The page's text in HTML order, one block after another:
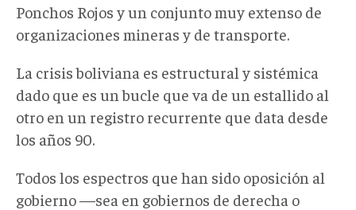
Ponchos Rojos y un conjunto muy extenso de
organizaciones mineras y de transporte.
La crisis boliviana es estructural y sistémica
dado que es un bucle que va de un estallido al
otro en un registro recurrente que data desde
los años 90.
Todos los espectros que han sido oposición al
gobierno —sea en gobiernos de derecha o